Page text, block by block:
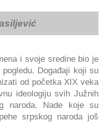
i svoje sredine bio je
Događaji koji su
od početka XIX veka
ideologiju svih Južnih
naroda. Nade koje su
srpskog naroda još